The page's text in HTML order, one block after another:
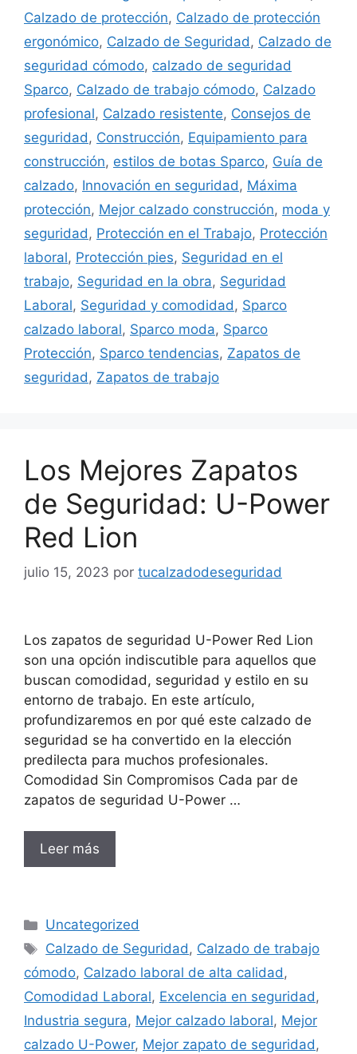
Calzado de protección, Calzado de protección
ergonómico, Calzado de Seguridad , Calzado de
seguridad cómodo, calzado de seguridad
Sparco, Calzado de trabajo cómodo, Calzado
profesional, Calzado resistente, Consejos de
seguridad , Construcción, Equipamiento para
construcción, estilos de botas Sparco, Guía de
calzado, Innovación en seguridad , Máxima
protección, Mejor calzado construcción, moda y
seguridad , Protección en el Trabajo, Protección
laboral, Protección pies, Seguridad en el
trabajo, Seguridad en la obra, Seguridad
Laboral, Seguridad y comodidad , Sparco
calzado laboral, Sparco moda, Sparco
Protección, Sparco tendencias, Zapatos de
seguridad , Zapatos de trabajo
Los Mejores Zapatos
de Seguridad: U-Power
Red Lion
julio 15, 2023 por tucalzadodeseguridad
Los zapatos de seguridad U-Power Red Lion
son una opción indiscutible para aquellos que
buscan comodidad, seguridad y estilo en su
entorno de trabajo. En este artículo,
profundizaremos en por qué este calzado de
seguridad se ha convertido en la elección
predilecta para muchos profesionales.
Comodidad Sin Compromisos Cada par de
zapatos de seguridad U-Power …
Leer más
Categorías
Uncategorized
Etiquetas
Calzado de Seguridad, Calzado de trabajo
cómodo, Calzado laboral de alta calidad,
Comodidad Laboral, Excelencia en seguridad,
Industria segura, Mejor calzado laboral, Mejor
calzado U-Power, Mejor zapato de seguridad,